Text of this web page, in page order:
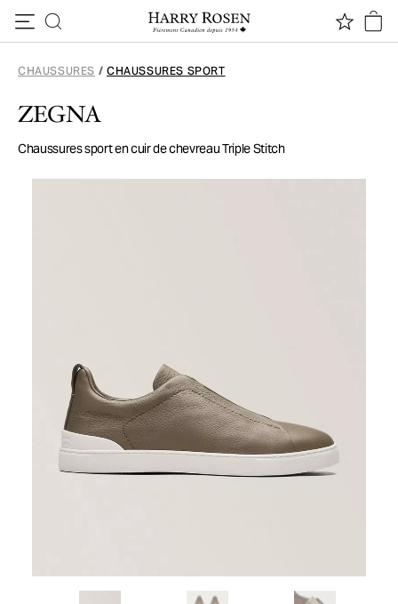
CHAUSSURES / CHAUSSURES SPORT
ZEGNA
Chaussures sport en cuir de chevreau Triple Stitch